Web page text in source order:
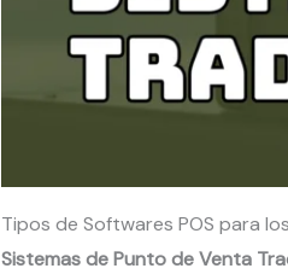
Tipos de Softwares POS para
Sistemas de Punto de Venta